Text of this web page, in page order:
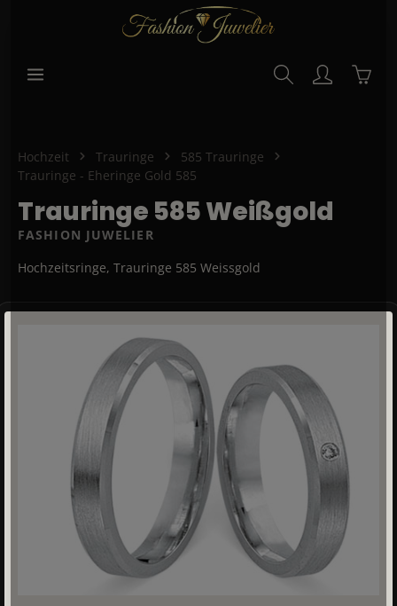
Hochzeit Trauringe
585 Trauringe
Trauringe - Eheringe Gold 585
Trauringe 585 Weißgold
FASHION JUWELIER
Hochzeitsringe, Trauringe 585 Weissgold
Bildergalerie überspringen